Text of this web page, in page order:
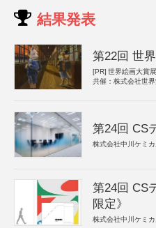
結果発表
第22回 世
[PR] 世界絵画大賞
共催：株式会社世
第24回 CS
株式会社中川ケミ
第24回 CS
限定》
株式会社中川ケミ